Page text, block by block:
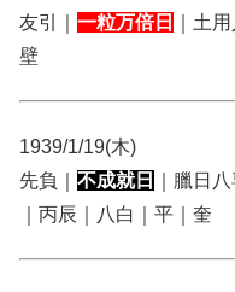
友引｜ 一粒万倍日 ｜土
壁
1939/1/19(木)
先負｜ 不成就日 ｜臘日
｜丙辰｜八白｜平｜奎